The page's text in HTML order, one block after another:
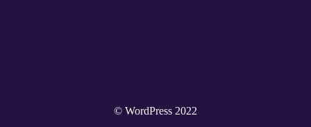
© WordPress 2022